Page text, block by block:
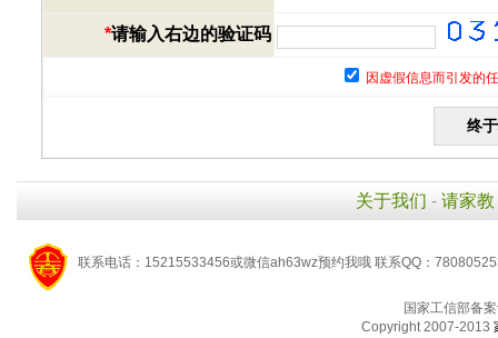
*请输入右边的验证码
因虚假信息而引发的
关于我们 - 请家教
联系电话：15215533456或微信ah63wz预约我哦 联系QQ：
国家工信部备
Copyright 2007-2013